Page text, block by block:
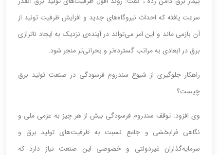
سرعت یافته که احداث نیروگاه‌های جدید و افزایش ظرفیت تولید از
آن بازمی ماند و این امر می‌تواند در آینده‌ی نزدیک به ایجاد ناترازی
برق در ابعادی به مراتب گسترده‌تر و بحرانی‌تر منجر شود.
راهکار جلوگیری از شیوع سندروم فرسودگی در صنعت تولید برق
چیست؟
وی افزود: توقف سندروم فرسودگی بیش از هر چیز به عزمی ملی و
نگاهی فرابخشی و جامع نسبت به ظرفیت‌های تولید برق و
سرمایه‌گذاران غیردولتی و خصوصی این صنعت نیاز دارد که